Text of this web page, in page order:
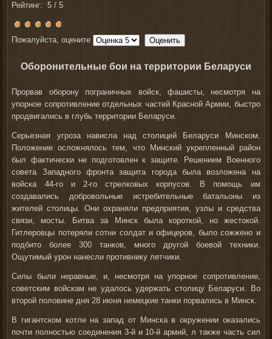
Рейтинг:5 /5
Пожалуйста, оцените
Оборонительные бои на территории Беларуси
Прорвав оборону пограничных войск, фашисты, несмотря на
упорное сопротивление отдельных частей Красной Армии, быстро
продвигались в глубь территории Беларуси.
Серьезная угроза нависла над столицей Беларуси Минском.
Положение осложнялось тем, что Минский укрепленный район
был фактически не подготовлен к защите. Решением Военного
совета Западного фронта защита города была возложена на
войска 44-го и 2-го стрелковых корпусов. В помощь им
создавались добровольные истребительные батальоны из
жителей столицы. Они охраняли предприятия, узлы и средства
связи, мосты. Битва за Минск была короткой, но жестокой.
Гитлеровцы потеряли сотни солдат и офицеров, было сожжено и
подбито более 300 танков, много другой боевой техники.
Ощутимый урон нанесли противнику летчики.
Силы были неравные, и, несмотря на упорное сопротивление,
советским войскам не удалось удержать столицу Беларуси. Во
второй половине дня 28 июня немецкие танки порвались в Минск.
В гигантском котле на запад от Минска в окружении оказались
почти полностью соединения 3-й и 10-й армий, л также часть сил